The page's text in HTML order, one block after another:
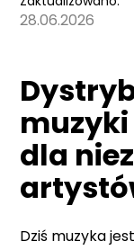
28.06.2026
muzyki
dla
Dziś muzyka